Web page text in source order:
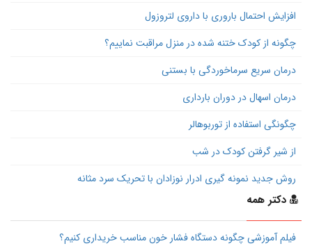
افزایش احتمال باروری با داروی لتروزول
چگونه از کودک ختنه شده در منزل مراقبت نماییم؟
درمان سریع سرماخوردگی با بستنی
درمان اسهال در دوران بارداری
چگونگی استفاده از توربوهالر
از شیر گرفتن کودک در شب
روش جدید نمونه گیری ادرار نوزادان با تحریک سرد مثانه
دکتر همه
فیلم آموزشی چگونه دستگاه فشار خون مناسب خریداری کنیم؟